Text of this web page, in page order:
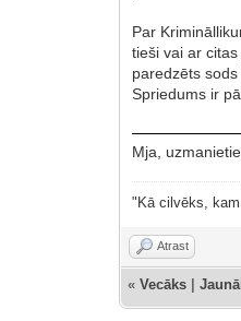
Par
tieši vai ar
paredzēts
Spriedums ir
Mja,
"Kā cilvēks,
Atrast
«Vecāks |